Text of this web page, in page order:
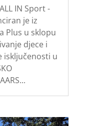
IN Sport -
je iz
Plus u sklopu
djece i
isključenosti u